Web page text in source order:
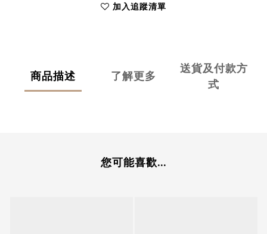
加入追蹤清單
商品描述 了解更多
送貨及付款方
式
您可能喜歡...